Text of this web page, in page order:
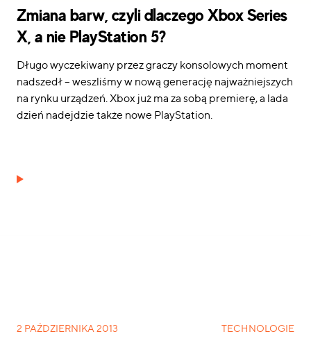
Zmiana barw, czyli dlaczego Xbox Series
X, a nie PlayStation 5?
Długo wyczekiwany przez graczy konsolowych moment
nadszedł – weszliśmy w nową generację najważniejszych
na rynku urządzeń. Xbox już ma za sobą premierę, a lada
dzień nadejdzie także nowe PlayStation.
2 PAŹDZIERNIKA 2013 TECHNOLOGIE